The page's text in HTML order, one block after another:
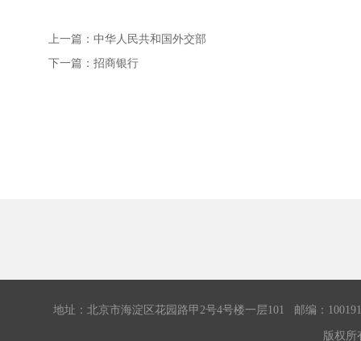
上一篇： 中华人民共和国外交部
下一篇： 招商银行
地址：北京市海淀区花园路甲2号4号楼一层101 邮编：
版权